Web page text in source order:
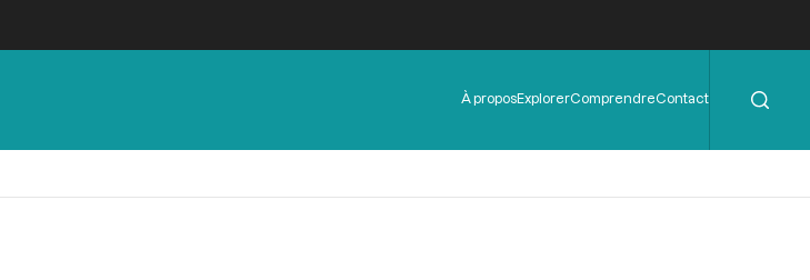
Menu
de
À proposExplorerComprendreContact